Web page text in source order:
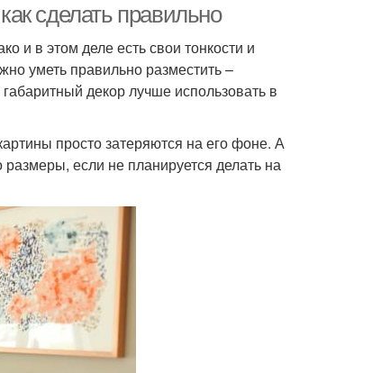
сделать правильно
и в этом деле есть свои тонкости и
уметь правильно разместить –
декор лучше использовать в
просто затеряются на его фоне. А
если не планируется делать на